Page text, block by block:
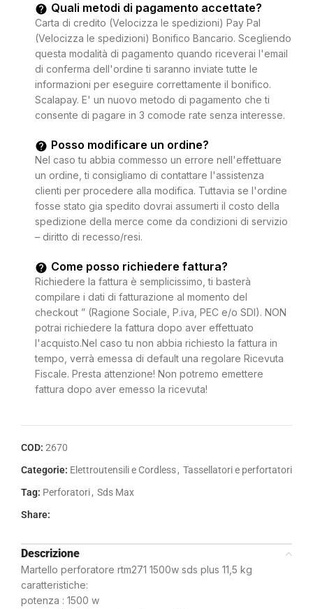
Quali metodi di pagamento accettate?
Carta di credito (Velocizza le spedizioni) Pay Pal
(Velocizza le spedizioni) Bonifico Bancario. Scegliendo
questa modalità di pagamento quando riceverai l'email
di conferma dell'ordine ti saranno inviate tutte le
informazioni per eseguire correttamente il bonifico.
Scalapay. E' un nuovo metodo di pagamento che ti
consente di pagare in 3 comode rate senza interesse.
Posso modificare un ordine?
Nel caso tu abbia commesso un errore nell'effettuare
un ordine, ti consigliamo di contattare l'assistenza
clienti per procedere alla modifica. Tuttavia se l'ordine
fosse stato gia spedito dovrai assumerti il costo della
spedizione della merce come da condizioni di servizio
– diritto di recesso/resi.
Come posso richiedere fattura?
Richiedere la fattura è semplicissimo, ti basterà
compilare i dati di fatturazione al momento del
checkout ” (Ragione Sociale, P.iva, PEC e/o SDI). NON
potrai richiedere la fattura dopo aver effettuato
l'acquisto.Nel caso tu non abbia richiesto la fattura in
tempo, verrà emessa di default una regolare Ricevuta
Fiscale. Presta attenzione! Non potremo emettere
fattura dopo aver emesso la ricevuta!
COD: 2670
Categorie: Elettroutensili e Cordless, Tassellatori e perfortatori
Tag: Perforatori, Sds Max
Share:
Descrizione
Martello perforatore rtm271 1500w sds plus 11,5 kg
caratteristiche:
potenza : 1500 w